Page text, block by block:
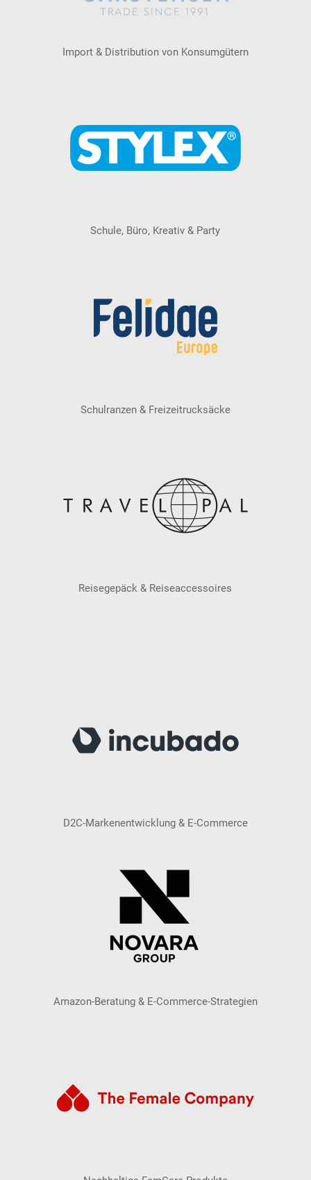
Import & Distribution von Konsumgütern
Schule, Büro, Kreativ & Party
Schulranzen & Freizeitrucksäcke
Reisegepäck & Reiseaccessoires
D2C-Markenentwicklung & E-Commerce
Amazon-Beratung & E-Commerce-Strategien